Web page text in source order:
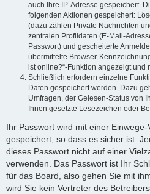
auch Ihre IP-Adresse gespeichert.
folgenden Aktionen gespeichert:
(dazu zählen Private Nachrichten
zentralen Profildaten (E-Mail-
Passwort) und gescheiterte
übermittelte Browser-
ist online?“-Funktion angezeigt und
Schließlich erfordern einzelne
Daten gespeichert werden. Dazu
Umfragen, der Gelesen-Status von
Ihnen gesetzte Lesezeichen oder
Ihr Passwort wird mit einer
gespeichert, so dass es sicher ist.
dieses Passwort nicht auf einer
verwenden. Das Passwort ist Ihr
für das Board, also gehen Sie mit
wird Sie kein Vertreter des